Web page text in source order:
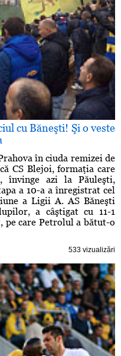
cu Băneşti! Şi o veste
în ciuda remizei de
CS Blejoi, formaţia care
învinge azi la Păuleşti,
a 10-a a înregistrat cel
a Ligii A. AS Băneşti
a câştigat cu 11-1
pe care Petrolul a bătut-o
533 vizualizări